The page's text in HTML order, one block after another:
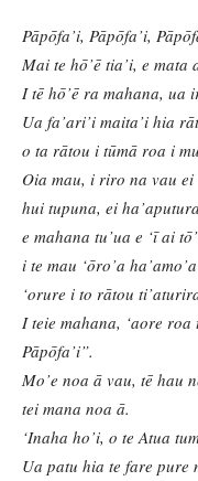
Pāpōfa’i, Pāpōfa’i,
Mai te hō’ē tia’i, e mata
I tē hō’ē ra mahana, ua
Ua fa’ari’i maita’i hia
o ta rātou i tūmā roa i
Oia mau, i riro na vau ei
hui tupuna, ei
e mahana tu’ua e ‘ī ai
i te mau ‘ōro’a
‘orure i to rātou
I teie mahana, ‘aore
Pāpōfa’i”.
Mo’e noa ā vau, tē hau
tei mana noa ā.
‘Inaha ho’i, o te Atua
Ua patu hia te fare pure